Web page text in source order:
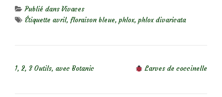
Publié dansVivaces
Étiquette avril, floraison bleue, phlox, phlox divaricata
1, 2, 3 Outils, avec Botanic Larves de coccinelle